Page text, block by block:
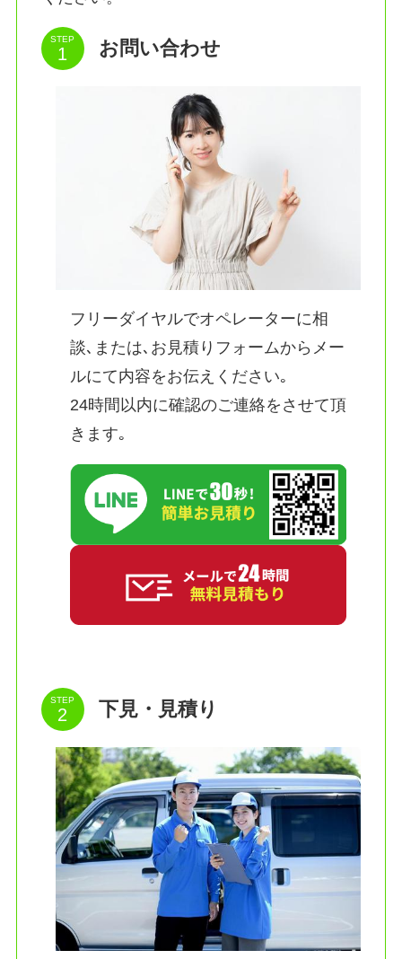
STEP お問い合わせ
フリーダイヤルでオペレーターに相
談､または､お見積りフォームからメー
ルにて内容をお伝えください｡
24時間以内に確認のご連絡をさせて頂
きます｡
STEP 下見・見積り